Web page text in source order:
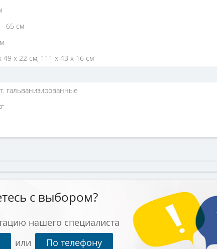
- 65 см
49 х 22 см, 111 х 43 х 16 см
гальванизированные
с выбором?
нашего специалиста
или По телефону